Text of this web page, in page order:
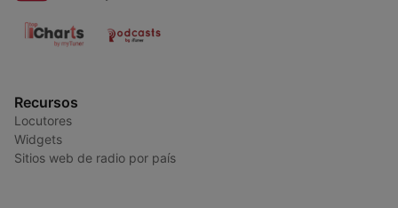
Recursos
Locutores
Widgets
Sitios web de radio por país